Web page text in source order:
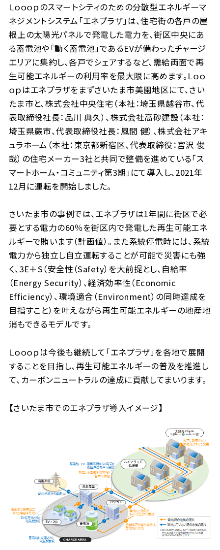
Ｌｏｏｏｐのスマートシティのための分散型エネルギーマ
ネジメントシステム「エネプラザ」は、住宅街の各戸の屋
根上の太陽光パネルで発電した電力を、街区中央にあ
る蓄電池や「動く蓄電池」であるEVが備わったチャージ
エリアに集約し、各戸でシェアするなど、需給両面で再
生可能エネルギーの利用率を最大限に高めます。Ｌｏｏ
ｏｐはエネプラザをまずさいたま市美園地区にて、さい
たま市と、株式会社中央住宅（本社：埼玉県越谷市、代
表取締役社長：品川 典久）、株式会社高砂建設（本社：
埼玉県蕨市、代表取締役社長：風間 健）、株式会社アキ
ュラホーム（本社：東京都新宿区、代表取締役：宮沢 俊
哉）の住宅メーカー3社と共同で整備を進めている「ス
マートホーム・コミュニティ第3期」にて導入し、2021年
12月に運転を開始しました。
さいたま市の事例では、エネプラザは1年間に街区で必
要とする電力の60％を街区内で発電した再生可能エネ
ルギーで賄います（計画値）。また系統停電時には、系統
電力から独立し自立運転することが可能で災害にも強
く、3E＋S（安全性（Safety）を大前提とし、自給率
（Energy Security）、経済効率性（Economic
Efficiency）、環境適合（Environment）の同時達成を
目指すこと）を叶えながら再生可能エネルギーの地産地
消もできるモデルです。
Ｌｏｏｏｐは今後も継続して「エネプラザ」を各地で展開
することを目指し、再生可能エネルギーの普及を推進し
て、カーボンニュートラルの達成に貢献してまいります。
【さいたま市でのエネプラザ導入イメージ】